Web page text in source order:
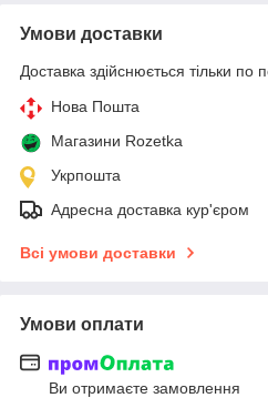
Умови доставки
Доставка здійснюється тільки по
Нова Пошта
Магазини Rozetka
Укрпошта
Адресна доставка кур'єром
Всі умови доставки
Умови оплати
Ви отримаєте замовлення